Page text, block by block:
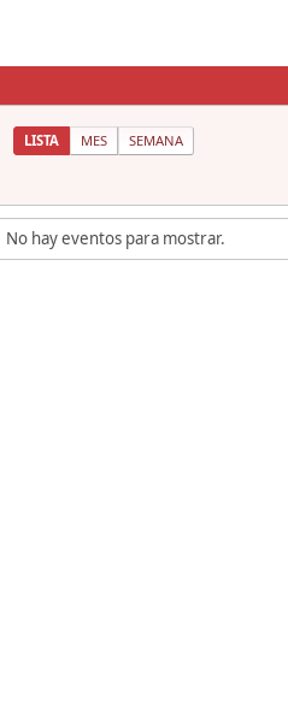
LISTA MES SEMANA
No hay eventos para mostrar.